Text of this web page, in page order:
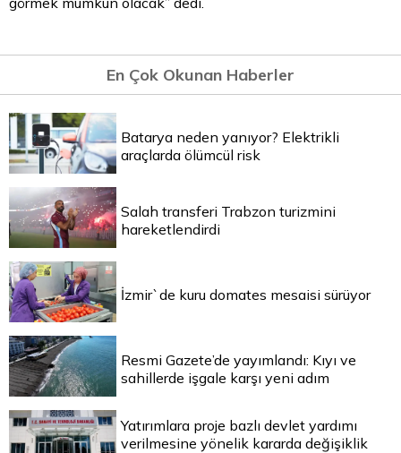
En Çok Okunan Haberler
Batarya neden yanıyor? Elektrikli
araçlarda ölümcül risk
Salah transferi Trabzon turizmini
hareketlendirdi
İzmir`de kuru domates mesaisi sürüyor
Resmi Gazete’de yayımlandı: Kıyı ve
sahillerde işgale karşı yeni adım
Yatırımlara proje bazlı devlet yardımı
verilmesine yönelik kararda değişiklik